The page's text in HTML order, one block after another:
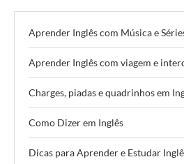
Aprender Inglês com Música e
Aprender Inglês com viagem e
Charges, piadas e quadrinhos em
Como Dizer em Inglês
Dicas para Aprender e Estudar